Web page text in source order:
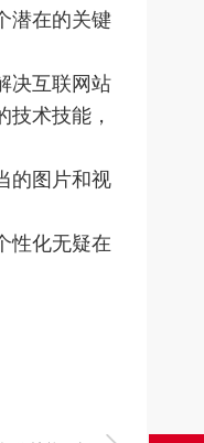
潜在的关键
决互联网站
术技能，
的图片和视
性化无疑在